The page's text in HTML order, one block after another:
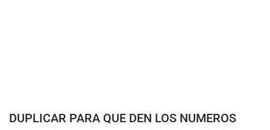
DUPLICAR PARA QUE DEN LOS NUMEROS